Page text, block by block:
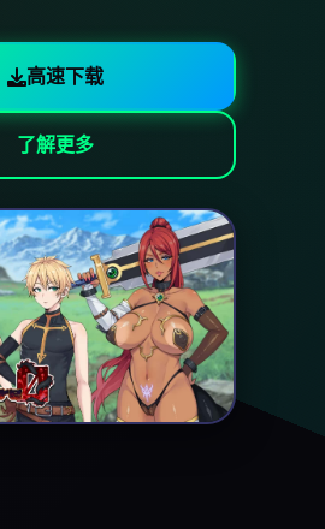
高速下载
了解更多